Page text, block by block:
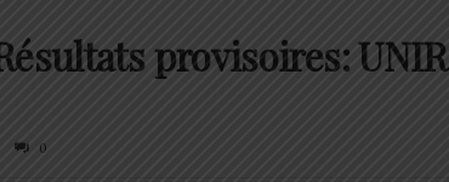
provisoires: UNIR
0